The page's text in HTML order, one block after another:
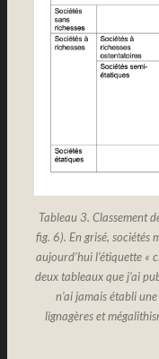
Tableau 3. Classement
fig. 6). En grisé, sociétés
aujourd’hui l’étiquette «
deux tableaux que j’ai
n’ai jamais établi
lignagères et